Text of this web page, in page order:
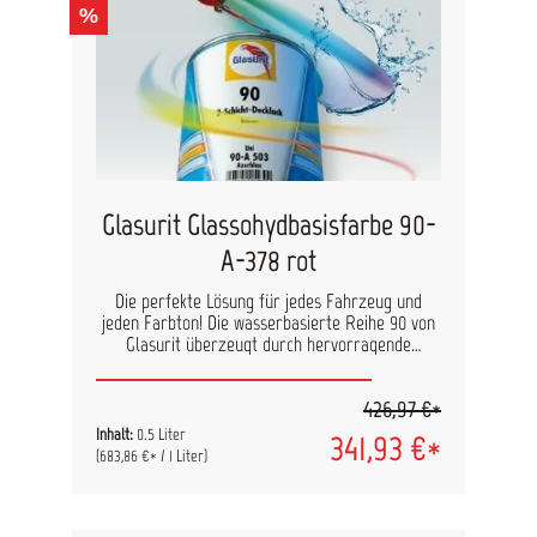
Farbton: bronze Inhalt: 125 ml
%
Glasurit Glassohydbasisfarbe 90-
A-378 rot
Die perfekte Lösung für jedes Fahrzeug und
jeden Farbton! Die wasserbasierte Reihe 90 von
Glasurit überzeugt durch hervorragende
Prozesszeiten. Egal ob als Uni-, Metallic- oder
Effekt-Farbtöne, diese Lackreihe ist ein
Premiumprodukt für die Fahrzeuglackierung.
Durch die Verwendung der Reihe 90 wird für
Inhalt: 0.5 Liter
(683,86 €* / 1 Liter)
341,93 €*
426,97 €*